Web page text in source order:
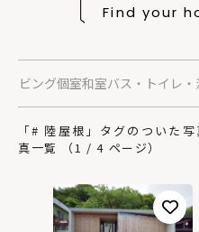
Find your
リビング個室和室バス・トイレ・
「# 陸屋根」タグのついた写
真一覧 （1 / 4 ページ）